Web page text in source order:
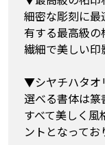
細密な彫刻に
有する最高級の
繊細で美しい印
▼シヤチハタオ
選べる書体は篆
すべて美しく
ントとなってお